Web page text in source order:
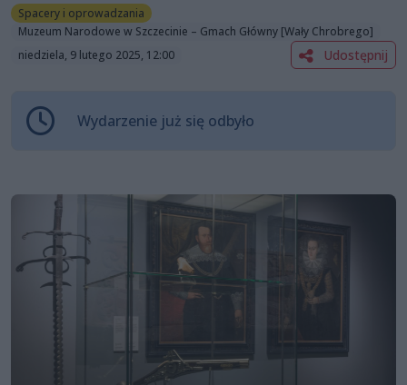
Spacery i oprowadzania
Muzeum Narodowe w Szczecinie – Gmach Główny [Wały Chrobrego]
niedziela, 9 lutego 2025, 12:00
Udostępnij
Wydarzenie już się odbyło